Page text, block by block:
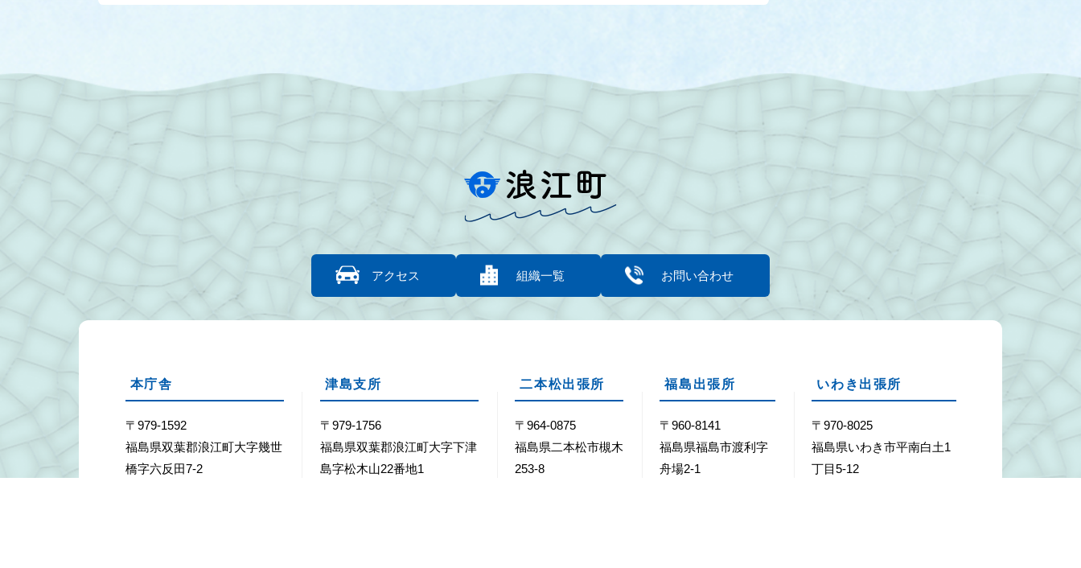
アクセス 組織一覧 お問い合わせ
本庁舎
〒979-1592
福島県双葉郡浪江町大字幾世
橋字六反田7-2
津島支所
〒979-1756
福島県双葉郡浪江町大字下津
島字松木山22番地1
二本松出張所
〒964-0875
福島県二本松市槻木
253-8
福島出張所
〒960-8141
福島県福島市渡利字
舟場2-1
いわき出張所
〒970-8025
福島県いわき市平南白土1
丁目5-12